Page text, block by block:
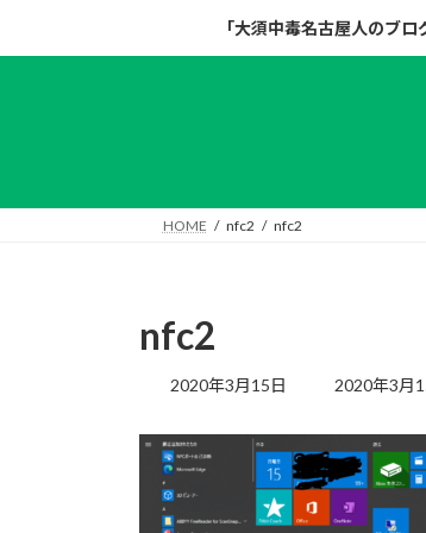
キ
に
「大須中毒名古屋人のブ
HOME nfc2 nfc2
nfc2
2020年3月15日
最
更
新
日
時
:
2020年3月